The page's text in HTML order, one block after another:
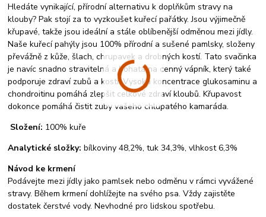
Hledáte vynikající, přírodní alternativu k doplňkům stravy na
klouby? Pak stojí za to vyzkoušet kuřecí pařátky. Jsou výjimečně
křupavé, takže jsou ideální a stále oblíbenější odměnou mezi jídly.
Naše kuřecí pahýly jsou 100% přírodní a sušené pamlsky, složeny
převážně z kůže, šlach, chrupavek a drobných kostí. Tato svačinka
je navíc snadno stravitelná a bohatá na cenný vápník, který také
podporuje zdraví zubů a kostí. Vysoká koncentrace glukosaminu a
chondroitinu pomáhá zlepšit celkové zdraví kloubů. Křupavost
dokonce pomáhá čistit zuby vašeho chlupatého kamaráda.
Složení: 100% kuře
Analytické složky:bílkoviny 48,2%, tuk 34,3%, vlhkost 6,3%
Návod ke krmení
Podávejte mezi jídly jako pamlsek nebo odměnu v rámci vyvážené
stravy. Během krmení dohlížejte na svého psa. Vždy zajistěte
dostatek čerstvé vody. Nevhodné pro lidskou spotřebu.